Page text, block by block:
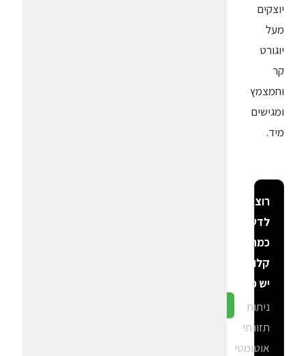
יוצקים
מעל
יוגורט
קר
וחמצמץ
ומגישים
מיד.
רוצה
לדעת
כמה
קלוריות
יש פה?
ניתוח
תזונתי
אוטומטי